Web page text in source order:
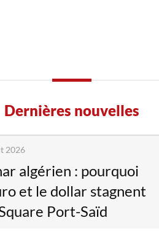
Dernières nouvelles
2026
algérien : pourquoi
et le dollar stagnent
Port-Saïd